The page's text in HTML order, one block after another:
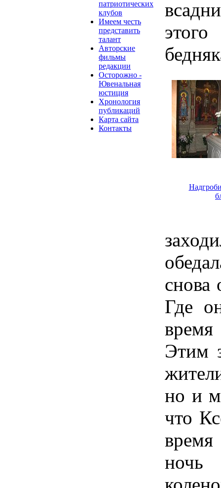
патриотических
клубов
Имеем честь
представить
талант
Авторские
фильмы
редакции
Осторожно -
Ювенальная
юстиция
Хронология
публикаций
Карта сайта
Контакты
снова
Где
Этим
но и
что
время